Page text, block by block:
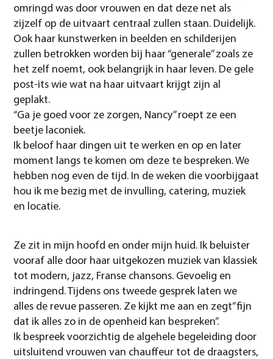
omringd was door vrouwen en dat deze net als
zijzelf op de uitvaart centraal zullen staan. Duidelijk.
Ook haar kunstwerken in beelden en schilderijen
zullen betrokken worden bij haar “generale” zoals ze
het zelf noemt, ook belangrijk in haar leven. De gele
post-its wie wat na haar uitvaart krijgt zijn al
geplakt.
“Ga je goed voor ze zorgen, Nancy” roept ze een
beetje laconiek.
Ik beloof haar dingen uit te werken en op en later
moment langs te komen om deze te bespreken. We
hebben nog even de tijd. In de weken die voorbijgaat
hou ik me bezig met de invulling, catering, muziek
en locatie.
Ze zit in mijn hoofd en onder mijn huid. Ik beluister
vooraf alle door haar uitgekozen muziek van klassiek
tot modern, jazz, Franse chansons. Gevoelig en
indringend. Tijdens ons tweede gesprek laten we
alles de revue passeren. Ze kijkt me aan en zegt” fijn
dat ik alles zo in de openheid kan bespreken”.
Ik bespreek voorzichtig de algehele begeleiding door
uitsluitend vrouwen van chauffeur tot de draagsters,